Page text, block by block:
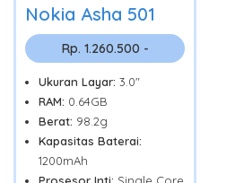
Nokia Asha 501
Rp. 1.260.500 -
Ukuran Layar: 3.0"
RAM: 0.64GB
Berat: 98.2g
Kapasitas Baterai:
1200mAh